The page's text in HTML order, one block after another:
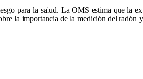
para la salud. La OMS estima que la
la importancia de la medición del radón